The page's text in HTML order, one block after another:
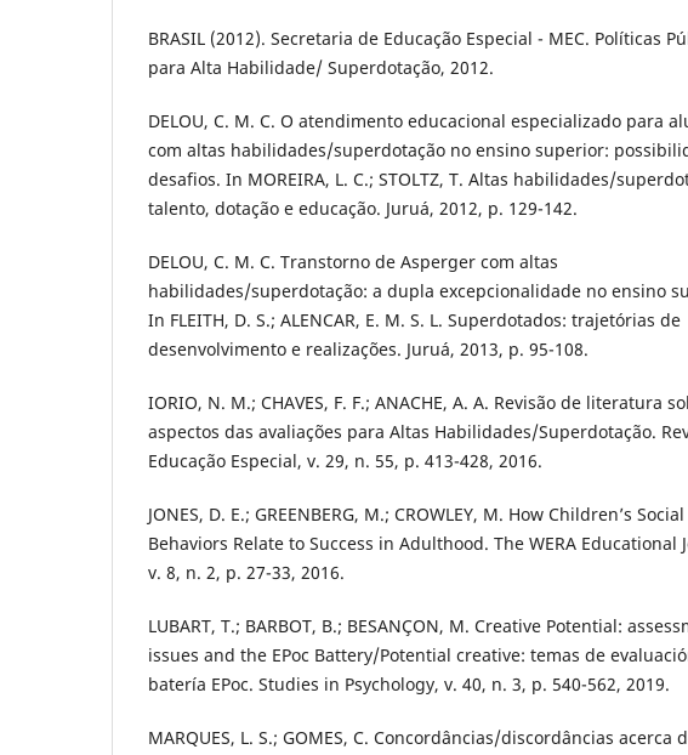
BRASIL (2012). Secretaria de Educação Especial - MEC. Políticas
para Alta Habilidade/ Superdotação, 2012.
DELOU, C. M. C. O atendimento educacional especializado para
com altas habilidades/superdotação no ensino superior:
desafios. In MOREIRA, L. C.; STOLTZ, T. Altas habilidades/
talento, dotação e educação. Juruá, 2012, p. 129-142.
DELOU, C. M. C. Transtorno de Asperger com altas
habilidades/superdotação: a dupla excepcionalidade no ensino
In FLEITH, D. S.; ALENCAR, E. M. S. L. Superdotados: trajetórias de
desenvolvimento e realizações. Juruá, 2013, p. 95-108.
IORIO, N. M.; CHAVES, F. F.; ANACHE, A. A. Revisão de literatura
aspectos das avaliações para Altas Habilidades/Superdotação.
Educação Especial, v. 29, n. 55, p. 413-428, 2016.
JONES, D. E.; GREENBERG, M.; CROWLEY, M. How Children’s Social
Behaviors Relate to Success in Adulthood. The WERA Educational
v. 8, n. 2, p. 27-33, 2016.
LUBART, T.; BARBOT, B.; BESANÇON, M. Creative Potential:
issues and the EPoc Battery/Potential creative: temas de
batería EPoc. Studies in Psychology, v. 40, n. 3, p. 540-562, 2019.
MARQUES, L. S.; GOMES, C. Concordâncias/discordâncias acerca